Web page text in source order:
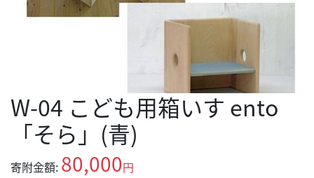
W-04 こども用箱いす ento
「そら」(青)
寄附金額: 80,000円